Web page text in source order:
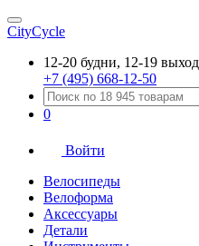
CityCycle
12-20 будни, 12-19
+7 (495) 668-12-50
0
Войти
Велосипеды
Велоформа
Аксессуары
Детали